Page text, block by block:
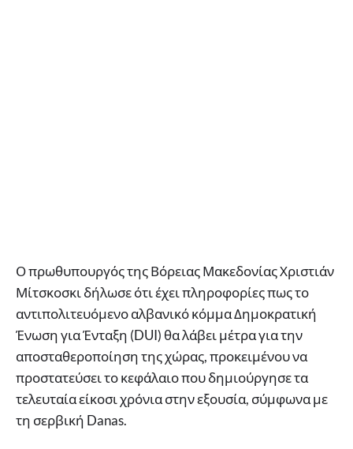
Ο πρωθυπουργός της Βόρειας Μακεδονίας Χριστιάν
Μίτσκοσκι δήλωσε ότι έχει πληροφορίες πως το
αντιπολιτευόμενο αλβανικό κόμμα Δημοκρατική
Ένωση για Ένταξη (DUI) θα λάβει μέτρα για την
αποσταθεροποίηση της χώρας, προκειμένου να
προστατεύσει το κεφάλαιο που δημιούργησε τα
τελευταία είκοσι χρόνια στην εξουσία, σύμφωνα με
τη σερβική Danas.